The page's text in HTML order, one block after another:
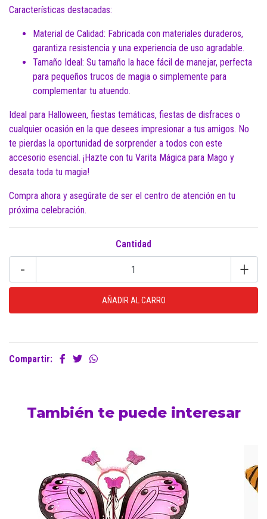
Características destacadas:
Material de Calidad: Fabricada con materiales duraderos,
garantiza resistencia y una experiencia de uso agradable.
Tamaño Ideal: Su tamaño la hace fácil de manejar, perfecta
para pequeños trucos de magia o simplemente para
complementar tu atuendo.
Ideal para Halloween, fiestas temáticas, fiestas de disfraces o
cualquier ocasión en la que desees impresionar a tus amigos. No
te pierdas la oportunidad de sorprender a todos con este
accesorio esencial. ¡Hazte con tu Varita Mágica para Mago y
desata toda tu magia!
Compra ahora y asegúrate de ser el centro de atención en tu
próxima celebración.
Cantidad
- +
Compartir:
También te puede interesar